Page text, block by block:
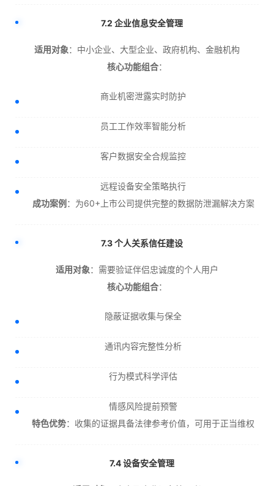
7.2 企业信息安全管理
适用对象：中小企业、大型企业、政府机构、金融机构
核心功能组合：
商业机密泄露实时防护
员工工作效率智能分析
客户数据安全合规监控
远程设备安全策略执行
成功案例 ：为60+上市公司提供完整的数据防泄漏解决方案
7.3 个人关系信任建设
适用对象：需要验证伴侣忠诚度的个人用户
核心功能组合：
隐蔽证据收集与保全
通讯内容完整性分析
行为模式科学评估
情感风险提前预警
特色优势：收集的证据具备法律参考价值，可用于正当维权
7.4 设备安全管理